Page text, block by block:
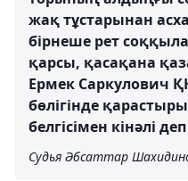
жақ тұстарынан
бірнеше рет
қарсы, қасақана
Ермек Саркулович
бөлігінде
белгісімен кінәлі
Судья Әбсаттар